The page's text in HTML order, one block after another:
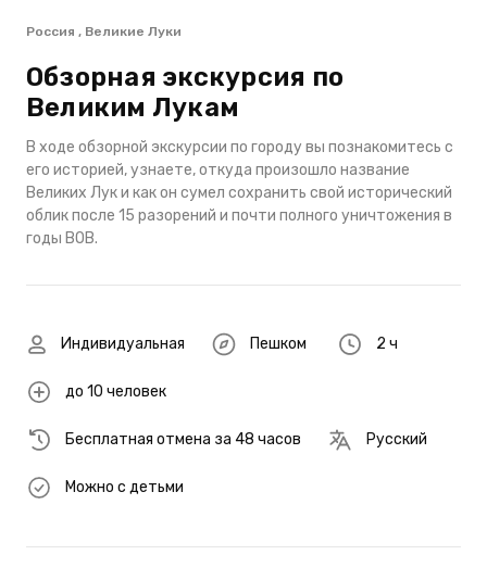
Россия , Великие Луки
Обзорная экскурсия по
Великим Лукам
В ходе обзорной экскурсии по городу вы познакомитесь с
его историей, узнаете, откуда произошло название
Великих Лук и как он сумел сохранить свой исторический
облик после 15 разорений и почти полного уничтожения в
годы ВОВ.
Индивидуальная Пешком 2 ч
до 10 человек
Бесплатная отмена за 48 часов Русский
Можно с детьми